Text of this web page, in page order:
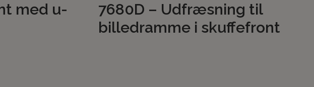
med u-
7680D – Udfræsning til
billedramme i skuffefront